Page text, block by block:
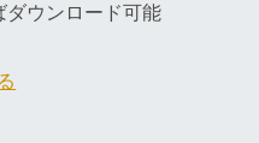
ダウンロード可能